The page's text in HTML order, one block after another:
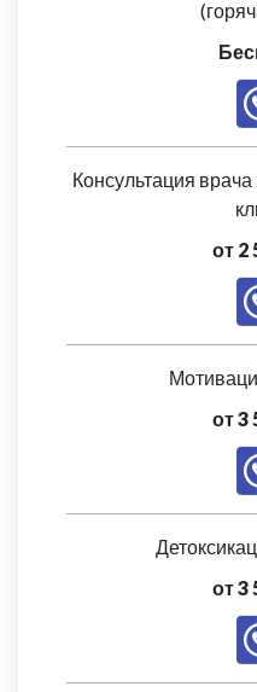
Консультация
от 2
от 3
от 3